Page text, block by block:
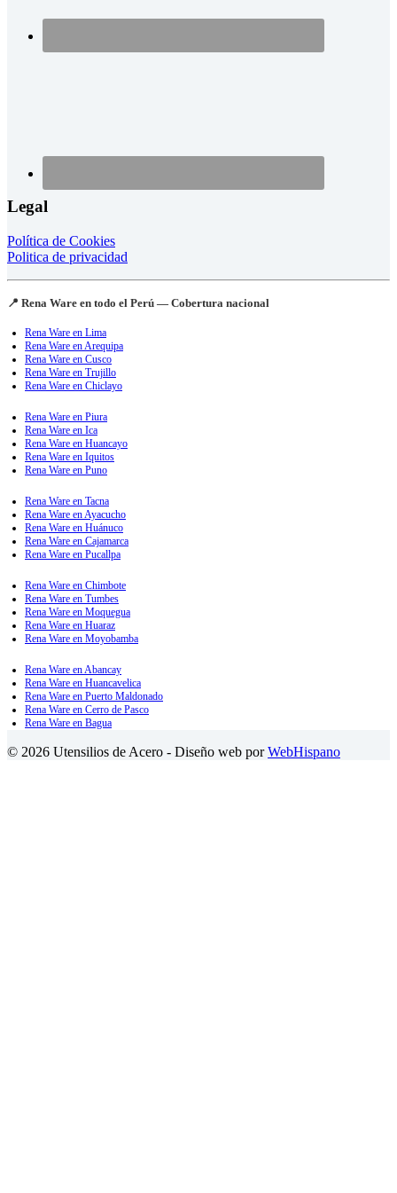
Legal
Política de Cookies
Politica de privacidad
📍 Rena Ware en todo el Perú — Cobertura nacional
Rena Ware en Lima
Rena Ware en Arequipa
Rena Ware en Cusco
Rena Ware en Trujillo
Rena Ware en Chiclayo
Rena Ware en Piura
Rena Ware en Ica
Rena Ware en Huancayo
Rena Ware en Iquitos
Rena Ware en Puno
Rena Ware en Tacna
Rena Ware en Ayacucho
Rena Ware en Huánuco
Rena Ware en Cajamarca
Rena Ware en Pucallpa
Rena Ware en Chimbote
Rena Ware en Tumbes
Rena Ware en Moquegua
Rena Ware en Huaraz
Rena Ware en Moyobamba
Rena Ware en Abancay
Rena Ware en Huancavelica
Rena Ware en Puerto Maldonado
Rena Ware en Cerro de Pasco
Rena Ware en Bagua
© 2026 Utensilios de Acero - Diseño web porWebHispano